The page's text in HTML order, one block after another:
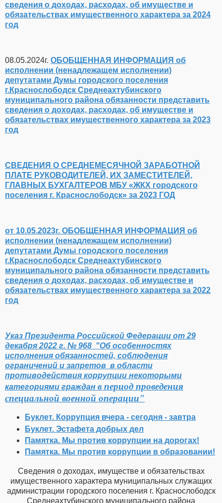
сведения о доходах, расходах, об имуществе и
обязательствах имущественного характера за 2024
год
08.05.2024г. ОБОБЩЕННАЯ ИНФОРМАЦИЯ об
исполнении (ненадлежащем исполнении)
депутатами Думы городского поселения
г.Краснослободск Среднеахтубинского
муниципального района обязанности представить
сведения о доходах, расходах, об имуществе и
обязательствах имущественного характера за 2023
год
СВЕДЕНИЯ О СРЕДНЕМЕСЯЧНОЙ ЗАРАБОТНОЙ
ПЛАТЕ РУКОВОДИТЕЛЕЙ, ИХ ЗАМЕСТИТЕЛЕЙ,
ГЛАВНЫХ БУХГАЛТЕРОВ МБУ «ЖКХ городского
поселения г. Краснослободск» за 2023 ГОД
от 10.05.2023г. ОБОБЩЕННАЯ ИНФОРМАЦИЯ об
исполнении (ненадлежащем исполнении)
депутатами Думы городского поселения
г.Краснослободск Среднеахтубинского
муниципального района обязанности представить
сведения о доходах, расходах, об имуществе и
обязательствах имущественного характера за 2022
год
Указ Президента Российской Федерации от 29
декабря 2022 г. № 968 "Об особенностях
исполнения обязанностей, соблюдения
ограничений и запретов в области
противодействия коррупции некоторыми
категориями граждан в период проведения
специальной военной операции"
Буклет. Коррупция вчера - сегодня - завтра
Буклет. Эстафета добрых дел
Памятка. Мы против коррупции на дорогах!
Памятка. Мы против коррупции в образовании!
Сведения о доходах, имуществе и обязательствах
имущественного характера муниципальных служащих
администрации городского поселения г. Краснослободск
Среднеахтубинского муниципального района